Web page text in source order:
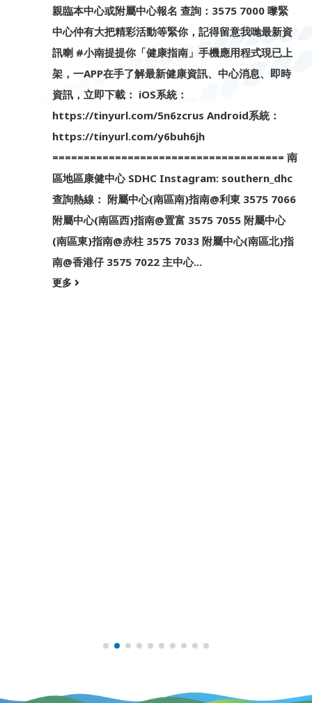
親臨本中心或附屬中心報名 查詢：3575 7000 嚟緊
中心仲有大把精彩活動等緊你，記得留意我哋最新資
訊喇 #小南提提你「健康指南」手機應用程式現已上
架，一APP在手了解最新健康資訊、中心消息、即時
資訊，立即下載： iOS系統：
https://tinyurl.com/5n6zcrus Android系統：
https://tinyurl.com/y6buh6jh
===================================== 南
區地區康健中心 SDHC Instagram: southern_dhc
查詢熱線： 附屬中心(南區南)指南@利東 3575 7066
附屬中心(南區西)指南@置富 3575 7055 附屬中心
(南區東)指南@赤柱 3575 7033 附屬中心(南區北)指
南@香港仔 3575 7022 主中心...
更多